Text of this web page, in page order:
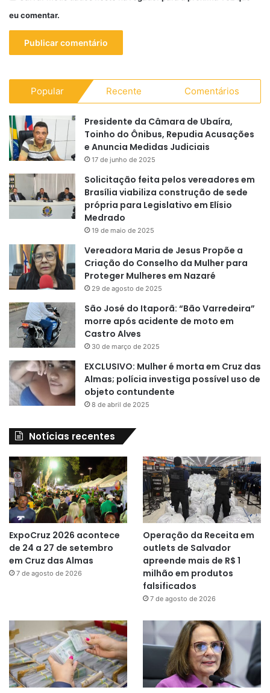
eu comentar.
Popular Recente Comentários
Presidente da Câmara de Ubaíra,
Toinho do Ônibus, Repudia Acusações
e Anuncia Medidas Judiciais
17 de junho de 2025
Solicitação feita pelos vereadores em
Brasília viabiliza construção de sede
própria para Legislativo em Elísio
Medrado
19 de maio de 2025
Vereadora Maria de Jesus Propõe a
Criação do Conselho da Mulher para
Proteger Mulheres em Nazaré
29 de agosto de 2025
São José do Itaporã: “Bão Varredeira”
morre após acidente de moto em
Castro Alves
30 de março de 2025
EXCLUSIVO: Mulher é morta em Cruz das
Almas; polícia investiga possível uso de
objeto contundente
8 de abril de 2025
Notícias recentes
ExpoCruz 2026 acontece
de 24 a 27 de setembro
em Cruz das Almas
7 de agosto de 2026
Operação da Receita em
outlets de Salvador
apreende mais de R$ 1
milhão em produtos
falsificados
7 de agosto de 2026